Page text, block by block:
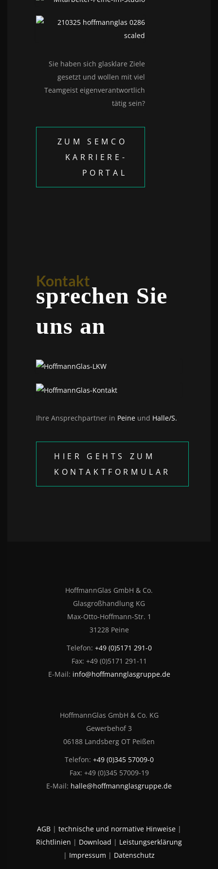
Sie haben sich glasklare Ziele
gesetzt und wollen mit viel
Teamgeist eigenverantwortlich
tätig sein?
ZUM SEMCO
KARRIERE-
PORTAL
Kontakt
sprechen Sie
uns an
Ihre Ansprechpartner in Peine und Halle/S.
HIER GEHTS ZUM
KONTAKTFORMULAR
HoffmannGlas GmbH & Co.
Glasgroßhandlung KG
Max-Otto-Hoffmann-Str. 1
31228 Peine
Telefon: +49 (0)5171 291-0
Fax: +49 (0)5171 291-11
E-Mail: info@hoffmannglasgruppe.de
HoffmannGlas GmbH & Co. KG
Gewerbehof 3
06188 Landsberg OT Peißen
Telefon: +49 (0)345 57009-0
Fax: +49 (0)345 57009-19
E-Mail: halle@hoffmannglasgruppe.de
AGB| technische und normative Hinweise|
Richtlinien | Download | Leistungserklärung
| Impressum | Datenschutz